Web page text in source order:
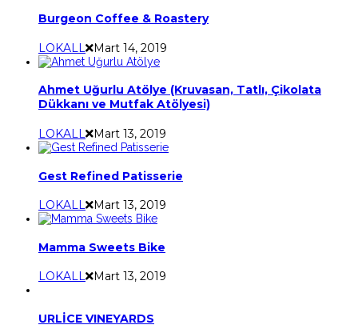
Burgeon Coffee & Roastery
LOKALL Mart 14, 2019
Ahmet Uğurlu Atölye (Kruvasan, Tatlı, Çikolata
Dükkanı ve Mutfak Atölyesi)
LOKALL Mart 13, 2019
Gest Refined Patisserie
LOKALL Mart 13, 2019
Mamma Sweets Bike
LOKALL Mart 13, 2019
URLİCE VINEYARDS